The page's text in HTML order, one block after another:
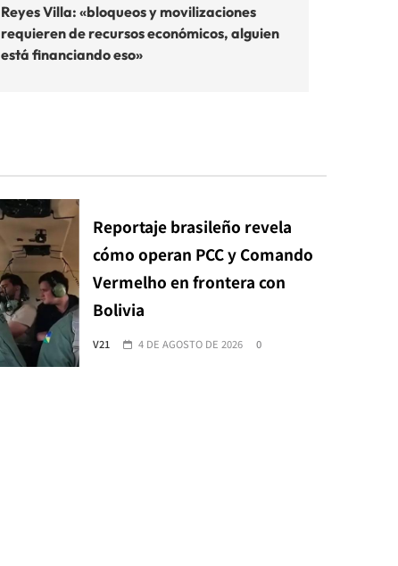
Reyes Villa: «bloqueos y movilizaciones
requieren de recursos económicos, alguien
está financiando eso»
Reportaje brasileño revela
cómo operan PCC y Comando
Vermelho en frontera con
Bolivia
V21 4 DE AGOSTO DE 2026 0